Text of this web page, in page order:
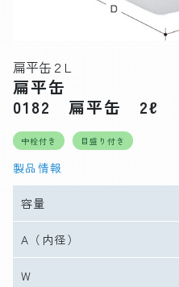
扁平缶２L
扁平缶
0182 扁平缶 2ℓ
中栓付き 目盛り付き
製品情報
容量
A （内径）
W